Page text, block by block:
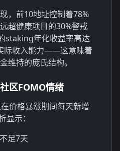
，前10地址控制着78%
超健康项目的30%警戒
staking年化收益率高达
际收入能力——这意味着
维持的庞氏结构。
区FOMO情绪
价格暴涨期间每天新增
显示：
足7天